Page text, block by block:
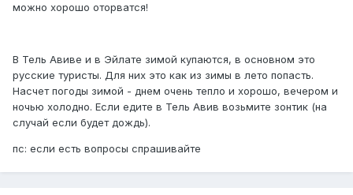
можно хорошо оторватся!
В Тель Авиве и в Эйлате зимой купаются, в основном это
русские туристы. Для них это как из зимы в лето попасть.
Насчет погоды зимой - днем очень тепло и хорошо, вечером и
ночью холодно. Если едите в Тель Авив возьмите зонтик (на
случай если будет дождь).
пс: если есть вопросы спрашивайте